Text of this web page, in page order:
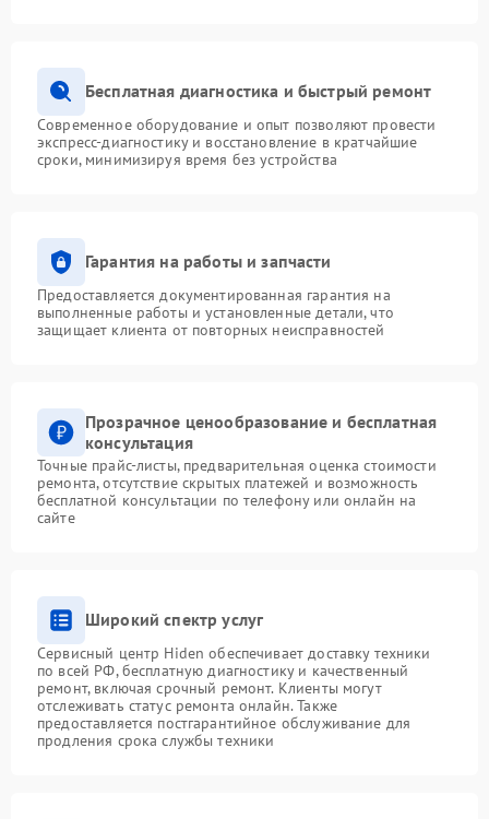
Бесплатная диагностика и быстрый ремонт
Современное оборудование и опыт позволяют провести
экспресс-диагностику и восстановление в кратчайшие
сроки, минимизируя время без устройства
Гарантия на работы и запчасти
Предоставляется документированная гарантия на
выполненные работы и установленные детали, что
защищает клиента от повторных неисправностей
Прозрачное ценообразование и бесплатная
консультация
Точные прайс-листы, предварительная оценка стоимости
ремонта, отсутствие скрытых платежей и возможность
бесплатной консультации по телефону или онлайн на
сайте
Широкий спектр услуг
Сервисный центр Hiden обеспечивает доставку техники
по всей РФ, бесплатную диагностику и качественный
ремонт, включая срочный ремонт. Клиенты могут
отслеживать статус ремонта онлайн. Также
предоставляется постгарантийное обслуживание для
продления срока службы техники